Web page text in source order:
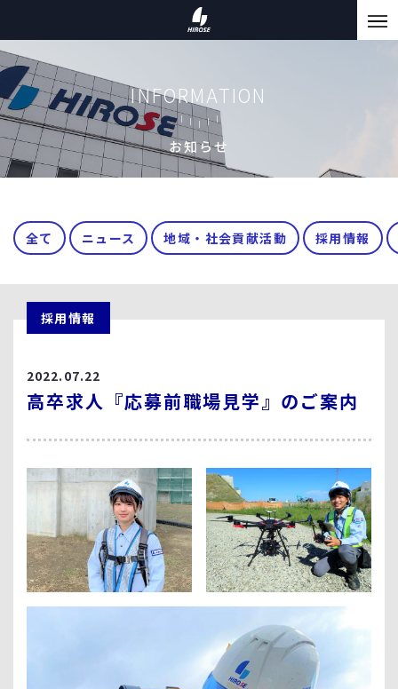
INFORMATION
お知らせ
全て ニュース 地域・社会貢献活動 採用情報
採用情報
2022.07.22
高卒求人『応募前職場見学』のご案内